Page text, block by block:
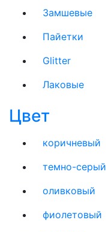
Замшевые
Пайетки
Glitter
Лаковые
Цвет
коричневый
темно-серый
оливковый
фиолетовый